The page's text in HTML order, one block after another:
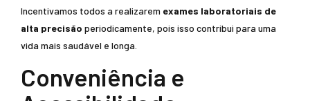
Incentivamos todos a realizarem exames laboratoriais de
alta precisão periodicamente, pois isso contribui para uma
vida mais saudável e longa.
Conveniência e